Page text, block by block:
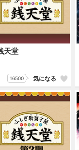
天堂
16500 気になる